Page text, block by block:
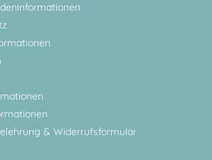
& Widerrufsformular